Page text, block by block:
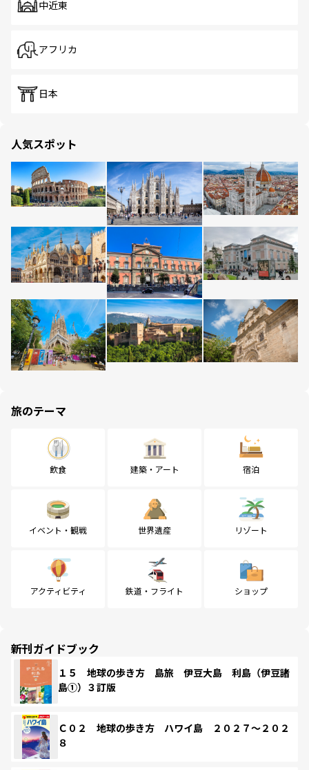
中近東
アフリカ
日本
人気スポット
旅のテーマ
飲食 建築・アート 宿泊
イベント・観戦 世界遺産 リゾート
アクティビティ 鉄道・フライト ショップ
新刊ガイドブック
１５ 地球の歩き方 島旅 伊豆大島 利島（伊豆諸
島①）３訂版
Ｃ０２ 地球の歩き方 ハワイ島 ２０２７～２０２
８